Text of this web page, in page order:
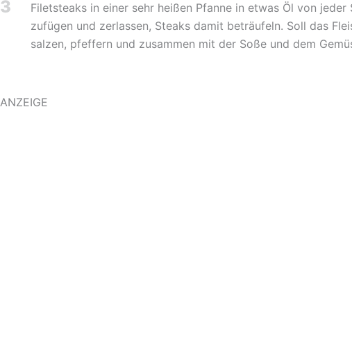
3
Filetsteaks in einer sehr heißen Pfanne in etwas Öl von
zufügen und zerlassen, Steaks damit beträufeln. Soll das
salzen, pfeffern und zusammen mit der Soße und dem
ANZEIGE